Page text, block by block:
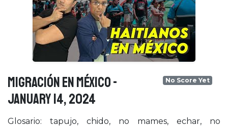
MIGRACIÓN EN MÉXICO -
January 14, 2024
No Score Yet
Glosario: tapujo, chido, no mames, echar, no